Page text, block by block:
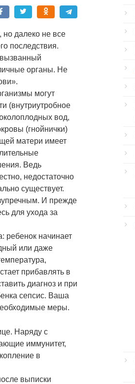
но далеко не все
последствия.
органы. Не
могут
(внутриутробное
вод,
(гнойнички)
матери имеет
Ведь
недостаточно
существует.
И прежде
для ухода за
ребенок начинает
или даже
прибавлять в
диагноз и при
сепсис. Ваша
меры.
Наряду с
иммунитет,
в
выписки